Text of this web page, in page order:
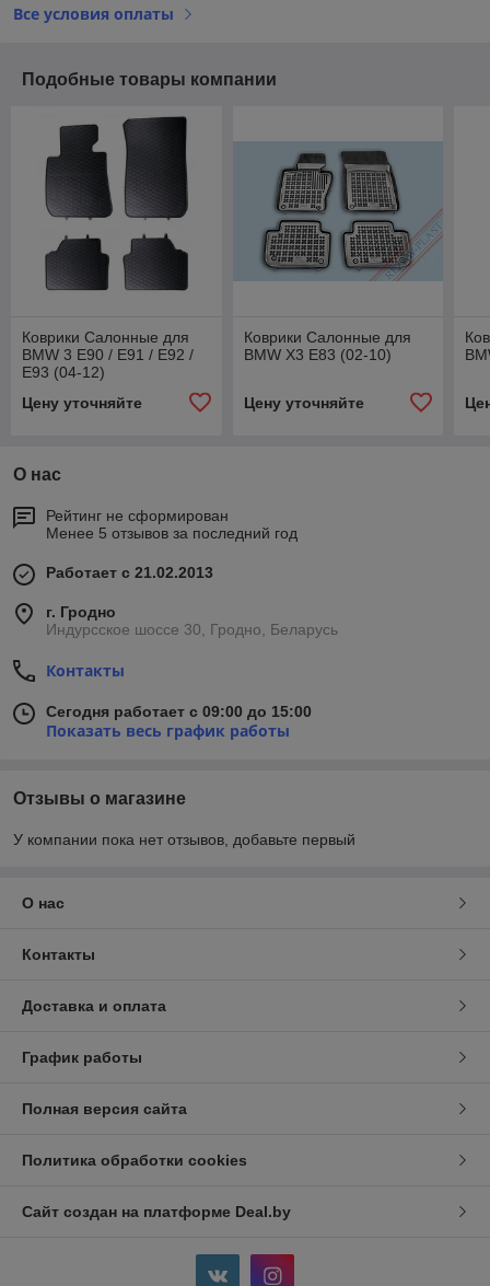
Все условия оплаты
Подобные товары компании
Коврики Салонные для
BMW 3 E90 / E91 / E92 /
E93 (04-12)
Цену уточняйте
Коврики Салонные для
BMW X3 E83 (02-10)
Цену уточняйте
О нас
Рейтинг не сформирован
Менее 5 отзывов за последний год
Работает с 21.02.2013
г. Гродно
Индурсское шоссе 30, Гродно, Беларусь
Контакты
Сегодня работает с 09:00 до 15:00
Показать весь график работы
Отзывы о магазине
У компании пока нет отзывов, добавьте первый
О нас
Контакты
Доставка и оплата
График работы
Полная версия сайта
Политика обработки cookies
Сайт создан на платформе Deal.by